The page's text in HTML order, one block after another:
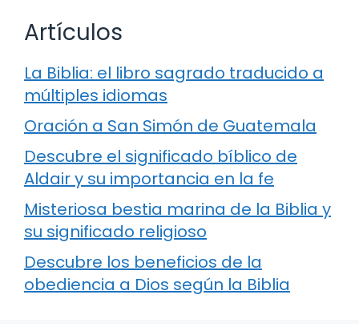
Artículos
La Biblia: el libro sagrado traducido a
múltiples idiomas
Oración a San Simón de Guatemala
Descubre el significado bíblico de
Aldair y su importancia en la fe
Misteriosa bestia marina de la Biblia y
su significado religioso
Descubre los beneficios de la
obediencia a Dios según la Biblia